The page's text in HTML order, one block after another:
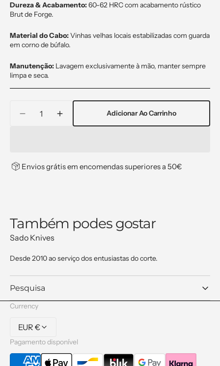
Dureza & Acabamento:60-62 HRC com acabamento rústico
Brut de Forge.
Material do Cabo:Vinhas velhas locais estabilizadas com guarda
em corno de búfalo.
Manutenção: Lavagem exclusivamente à mão, manter sempre
limpa e seca.
DecreaseIncrease
quantity
Adicionar Ao Carrinho
Envios grátis em encomendas superiores a 50€
Também podes gostar
Sado Knives
Desde 2010 ao serviço dos entusiastas do corte.
Pesquisa
Currency
EUR €
Pagamento disponível